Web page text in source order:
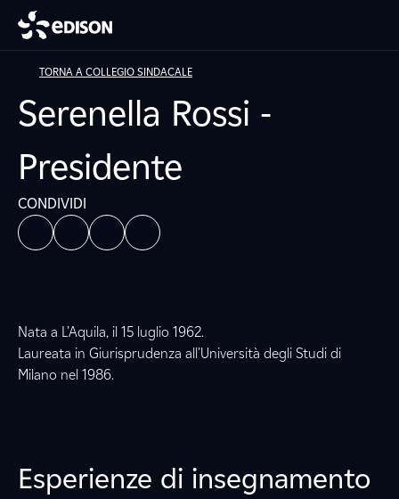
TORNA A COLLEGIO SINDACALE
Serenella Rossi -
Presidente
CONDIVIDI
Nata a L’Aquila, il 15 luglio 1962.
Laureata in Giurisprudenza all’Università degli Studi di
Milano nel 1986.
Esperienze di insegnamento